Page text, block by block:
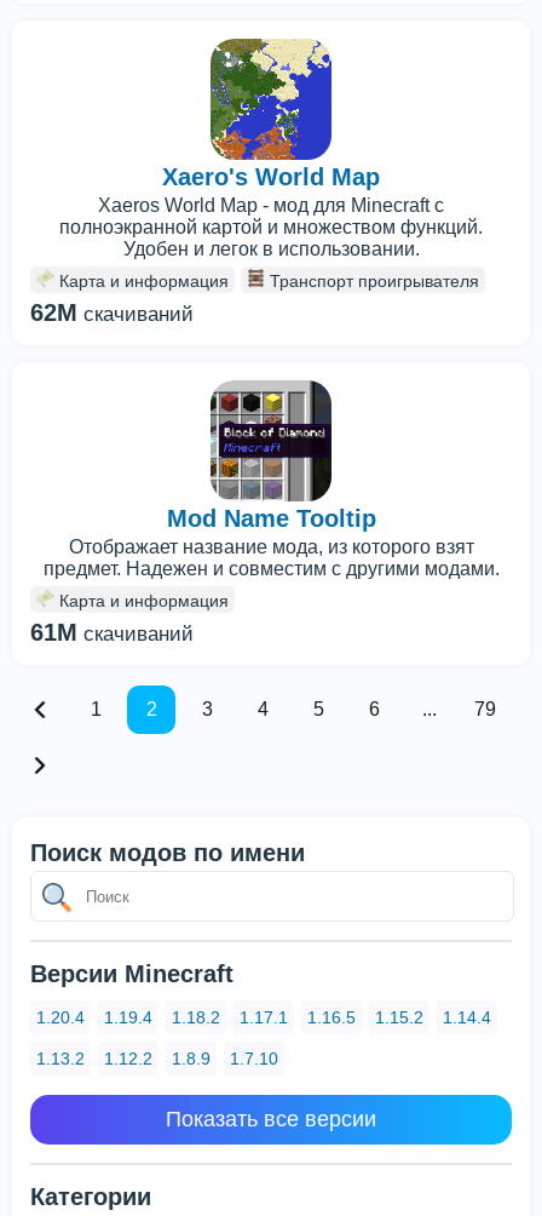
Xaero's World Map
Xaeros World Map - мод для Minecraft с
полноэкранной картой и множеством функций.
Удобен и легок в использовании.
Карта и информация Транспорт проигрывателя
62M скачиваний
Mod Name Tooltip
Отображает название мода, из которого взят
предмет. Надежен и совместим с другими модами.
Карта и информация
61M скачиваний
1 2 3 4 5 6 ... 79
Поиск модов по имени
Версии Minecraft
1.20.4 1.19.4 1.18.2 1.17.1 1.16.5 1.15.2 1.14.4
1.13.2 1.12.2 1.8.9 1.7.10
Показать все версии
Категории